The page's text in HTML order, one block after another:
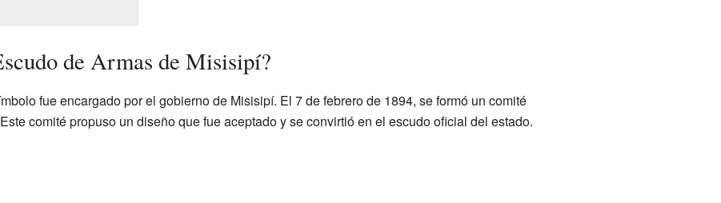
de Armas de Misisipí?
fue encargado por el gobierno de Misisipí. El 7 de febrero de 1894, se formó un comité
comité propuso un diseño que fue aceptado y se convirtió en el escudo oficial del estado.